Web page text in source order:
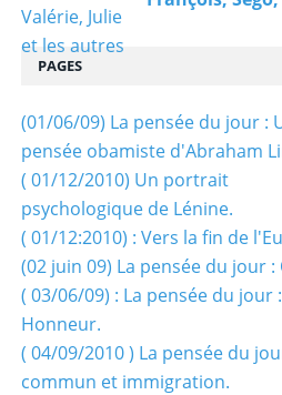
PAGES
(01/06/09) La pensée du jour :
pensée obamiste d'Abraham
( 01/12/2010) Un portrait
psychologique de Lénine.
( 01/12:2010) : Vers la fin de
(02 juin 09) La pensée du jour :
( 03/06/09) : La pensée du jour :
Honneur.
( 04/09/2010 ) La pensée du
commun et immigration.